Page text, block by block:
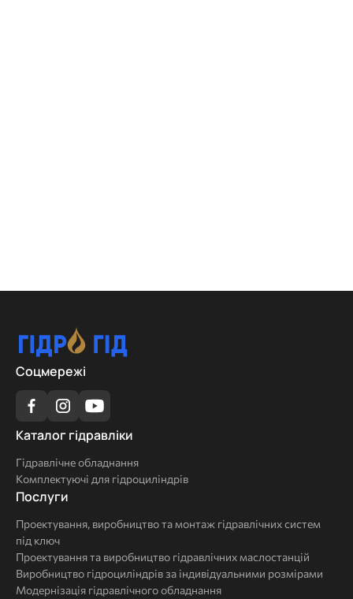
Соцмережі
Каталог
Каталог гідравліки
Гідравлічне обладнання
Комплектуючі для гідроциліндрів
Послуги
Послуги
Проектування, виробництво та монтаж гідравлічних систем
під ключ
Проектування та виробництво гідравлічних маслостанцій
Виробництво гідроциліндрів за індивідуальними розмірами
Модернізація гідравлічного обладнання